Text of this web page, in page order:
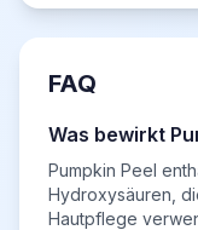
FAQ
Was bewirkt
Pumpkin Peel
Hydroxysäuren,
Hautpflege